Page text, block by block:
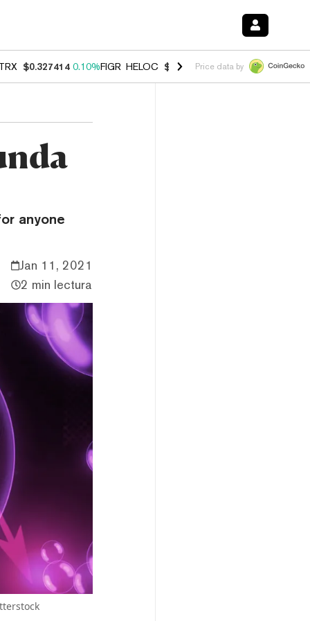
$0.327414 0.10%FIGR_HELOC $1.007 -1.20%HYPE $54.39 -
Price data by
anyone
Jan 11, 2021
2 min lectura